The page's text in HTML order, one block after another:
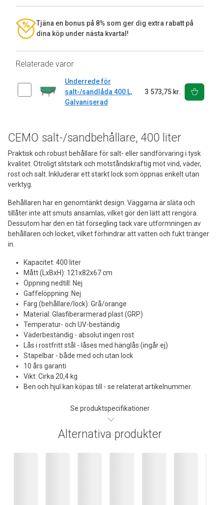
CEMO salt-/sandbehållare, 400 liter
Praktisk och robust behållare för salt- eller sandförvaring i tysk
kvalitet. Otroligt slitstark och motståndskraftig mot vind, väder,
rost och salt. Inkluderar ett starkt lock som öppnas enkelt utan
verktyg.
Behållaren har en genomtänkt design. Väggarna är släta och
tillåter inte att smuts ansamlas, vilket gör den lätt att rengöra.
Dessutom har den en tät försegling tack vare utformningen av
behållaren och locket, vilket förhindrar att vatten och fukt tränger
in.
Kapacitet: 400 liter
Mått (LxBxH): 121x82x67 cm
Öppning nedtill: Nej
Gaffelöppning: Nej
Färg (behållare/lock): Grå/orange
Material: Glasfiberarmerad plast (GRP)
Temperatur- och UV-beständig
Väderbeständig - absolut ingen rost
Lås i rostfritt stål - låses med hänglås (ingår ej)
Stapelbar - både med och utan lock
10 års garanti
Vikt: Cirka 20,4 kg
Ben och hjul kan köpas till - se relaterat artikelnummer.
Se produktspecifikationer
Tjäna en bonus på 8% som ger dig extra rabatt på
dina köp under nästa kvartal!
Relaterade varor
Underrede för
salt-/sandlåda 400 L,
Galvaniserad
3 573,75 kr.
Alternativa produkter